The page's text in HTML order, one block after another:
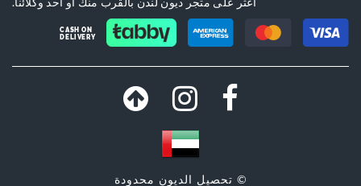
CASH ON
DELIVERY
© تحصيل الديون محدودة